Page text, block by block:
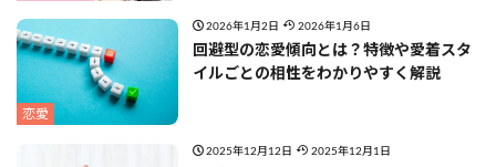
恋愛
2026年1月2日 2026年1月6日
回避型の恋愛傾向とは？特徴や愛着スタ
イルごとの相性をわかりやすく解説
2025年12月12日 2025年12月1日